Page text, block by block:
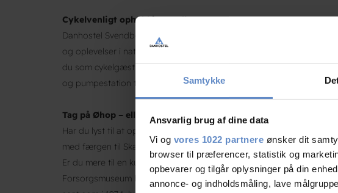
Samtykke
Ansvarlig brug af dine data
Vi og vores 1022 partnere ønsker dit
browser til præferencer, statistik og
opbevarer og tilgår oplysninger på din
annonce- og indholdsmåling, lave
Cykelvenligt ophold i Svendborg
Danhostel Svendborg ligger tæt på skønne cykelruter i det
og oplevelser i naturen. Vi er stolte medlemmer af både Bed+Bike og
du som cykelgæst altid er sikret gode faciliteter, trygge rammer og
og pumpestation til sikker cykelparkering.
Tag på Øhop – eller dyk ned i historien
Har du lyst til at opleve Det Sydfynske Øhav på egen hånd – må du
med færgen til Skarø eller Drejø – eller en lidt længere tur til Ærø.
Er du mere til en kulturel oplevelse, kan du besøge den lokale
Forsorgsmuseum har til huse. Her får du et indblik i hvordan livet på